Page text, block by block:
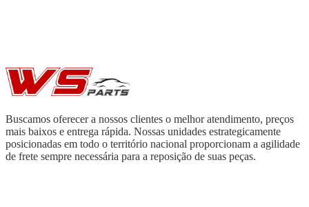
Buscamos oferecer a nossos clientes o melhor atendimento, preços
mais baixos e entrega rápida. Nossas unidades estrategicamente
posicionadas em todo o território nacional proporcionam a agilidade
de frete sempre necessária para a reposição de suas peças.